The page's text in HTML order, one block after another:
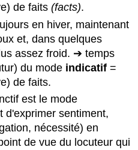
de faits (facts).
en hiver, maintenant
et, dans quelques
assez froid. ➔ temps
du mode indicatif=
de faits.
est le mode
d'exprimer sentiment,
nécessité) en
de vue du locuteur qui